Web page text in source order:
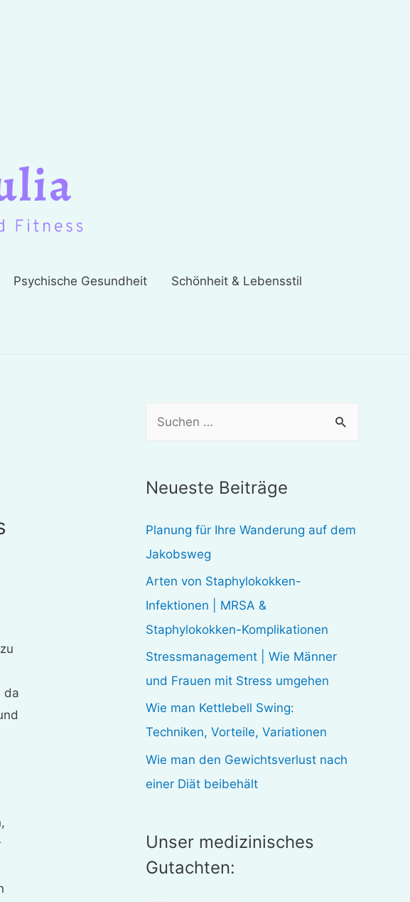
Psychische Gesundheit Schönheit & Lebensstil
da
h
n
n
a
c
h
:
Neueste Beiträge
Planung für Ihre Wanderung auf dem
Jakobsweg
Arten von Staphylokokken-
Infektionen | MRSA &
Staphylokokken-Komplikationen
Stressmanagement | Wie Männer
und Frauen mit Stress umgehen
Wie man Kettlebell Swing:
Techniken, Vorteile, Variationen
Wie man den Gewichtsverlust nach
einer Diät beibehält
Unser medizinisches
Gutachten: